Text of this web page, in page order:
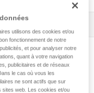
utilisons des cookies et/ou
fonctionnement de notre
et pour analyser notre
quant à votre navigation
publicitaires et de réseaux
le cas où vous les
ne sont actifs que sur
sites web. Les cookies et/ou